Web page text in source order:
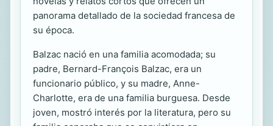
panorama detallado de la sociedad francesa de
su época.
Balzac nació en una familia acomodada; su
padre, Bernard-François Balzac, era un
funcionario público, y su madre, Anne-
Charlotte, era de una familia burguesa. Desde
joven, mostró interés por la literatura, pero su